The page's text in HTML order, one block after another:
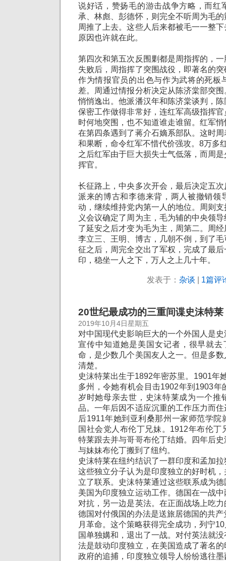
说好话，赞扬毛的游击战争方略，而红
承、林彪、彭德怀，则完全不听周为毛
周推了上去。这些人后来都被毛一一整
原因也许就在此。
第四次和第五次反围剿都是周指挥的，
失败后，周指挥了突围战役，即著名的
作为情报官员的出色与作为武将的死板
差。周通过情报分析决定从陈济棠部突
悄悄逸出。他派潘汉年和陈济棠谈判，
保密工作做得非常好，连红军高级指挥
时何地突围，也不知道谁走谁留。红军
在第四条遇到了蒋介石嫡系部队。这时
和果断，命令红军不惜代价强攻。8万多
之后红军由于巨大损失士气低落，而周
挥官。
长征路上，中央多次开会，最后决定五
派来的博古和李德来背，两人被撤销领
动，继续维持党内第一人的地位。周则
义会议确定了周为主，毛为辅的中央领
了延安之后才变为毛为主，周第二。周
李立三、王明、博古，几朝不倒，到了
征之后，周完全交出了军权，完成了最
印，稳坐一人之下，万人之上几十年。
发表于： 杂谈 1篇评
20世纪最成功的三重间谍史沫特莱
2019年10月4日星期五
对中国现代史影响巨大的一个外国人是
宣传中知道她是美国女记者，很早就去
命，是少数几个美国友人之一。但是多
清楚。
史沫特莱出生于1892年密苏里。1901年
多州，令她有机会目击1902年到1903年
岁时她母亲去世，史沫特莱成为一个推
品。一年后因不适应沉重的工作压力而
后1911年她到亚利桑那州一家师范学院
国社会党人布伦丁兄妹。1912年布伦丁
特莱跟去并与哥哥布伦丁结婚。四年后
与妹妹布伦丁搬到了纽约。
史沫特莱在纽约结识了一群印度和孟加
这些独立分子认为是印度独立的好时机
立了联系。史沫特莱通过这些联系成为
美国为印度独立运动工作。德国在一战
对抗，另一边是英法。在正面战场上吃
德国对付俄国的办法是送旅居德国的共
月革命。这个策略获得完全成功，列宁
国单独媾和，退出了一战。对付英法就
法是鼓动印度独立，在美国造成了著名
政府的追捕，印度独立领导人纷纷逃往